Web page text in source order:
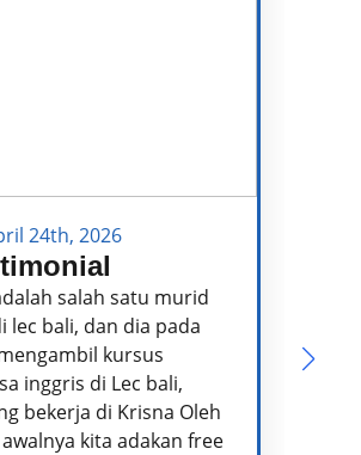
24th, 2026
salah satu murid
lec bali, dan dia pada
kursus
inggris di Lec bali,
bekerja di Krisna Oleh
kita adakan free